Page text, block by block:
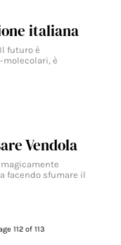
italiana
futuro è
molecolari, è
Vendola
facendo sfumare il
112 of 113